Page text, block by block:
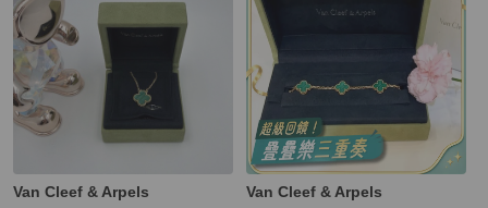
Van Cleef & Arpels Van Cleef & Arpels